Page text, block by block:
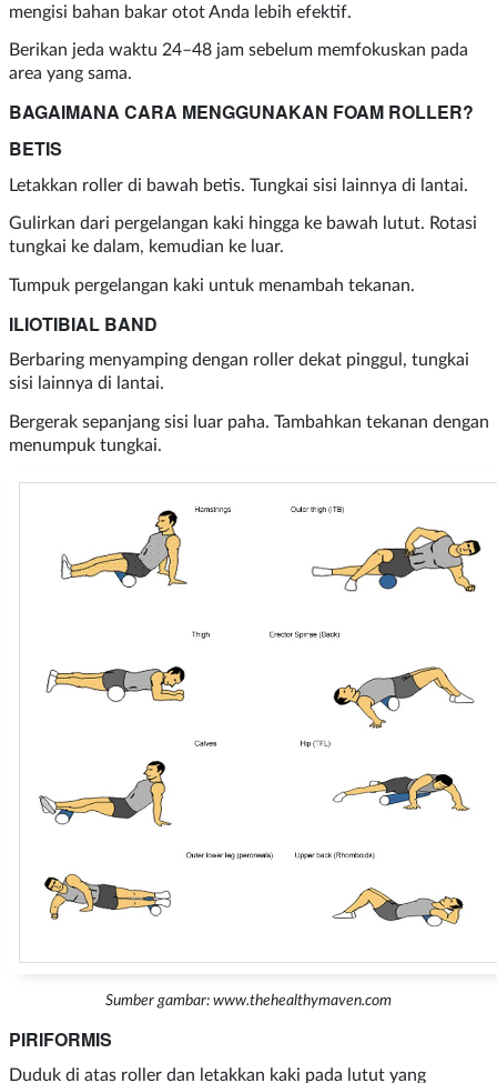
mengisi bahan bakar otot Anda lebih efektif.
Berikan jeda waktu 24–48 jam sebelum memfokuskan pada
area yang sama.
BAGAIMANA CARA MENGGUNAKAN FOAM ROLLER?
BETIS
Letakkan roller di bawah betis. Tungkai sisi lainnya di lantai.
Gulirkan dari pergelangan kaki hingga ke bawah lutut. Rotasi
tungkai ke dalam, kemudian ke luar.
Tumpuk pergelangan kaki untuk menambah tekanan.
ILIOTIBIAL BAND
Berbaring menyamping dengan roller dekat pinggul, tungkai
sisi lainnya di lantai.
Bergerak sepanjang sisi luar paha. Tambahkan tekanan dengan
menumpuk tungkai.
Sumber gambar: www.thehealthymaven.com
PIRIFORMIS
Duduk di atas roller dan letakkan kaki pada lutut yang